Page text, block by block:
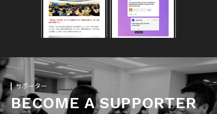
サポーター
BECOME A SUPPORTER